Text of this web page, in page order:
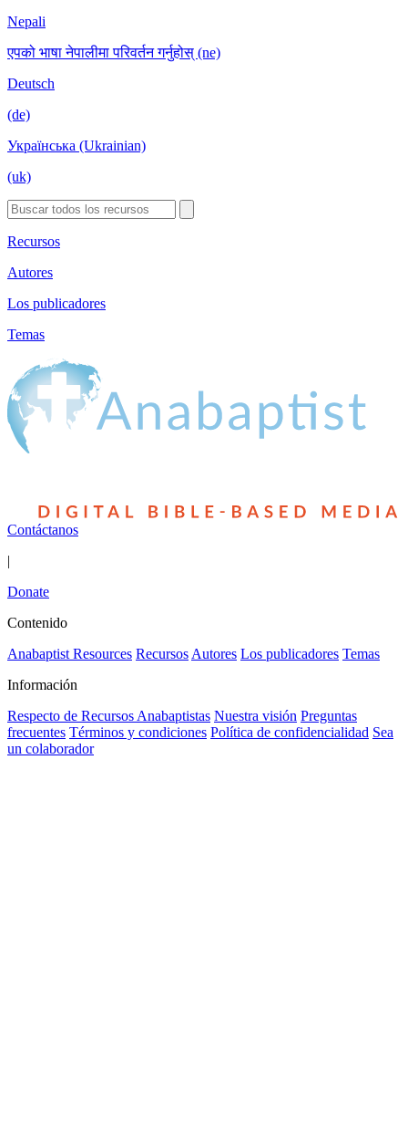
Nepali
एपको भाषा नेपालीमा परिवर्तन गर्नुहोस् (ne)
Deutsch
(de)
Українська (Ukrainian)
(uk)
Recursos
Autores
Los publicadores
Temas
Contáctanos
|
Donate
Contenido
Anabaptist Resources Recursos Autores Los publicadores Temas
Información
Respecto de Recursos Anabaptistas Nuestra visión Preguntas
frecuentes Términos y condiciones Política de confidencialidad Sea
un colaborador